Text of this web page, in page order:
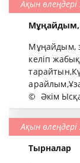
Ақын
Мұңайдым,
келіп
© Әкім
Ақын
Тырналар